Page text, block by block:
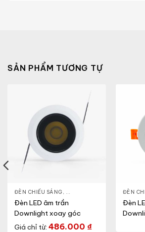
SẢN PHẨM TƯƠNG TỰ
ĐÈN CHIẾU SÁNG , ĐÈN LED DOWNLIGHT,
Đèn LED âm trần
Downlight xoay góc
Giá chỉ từ: 486.000 ₫
ĐÈN
Đèn
,THIẾT BỊ CHIẾU SÁNG